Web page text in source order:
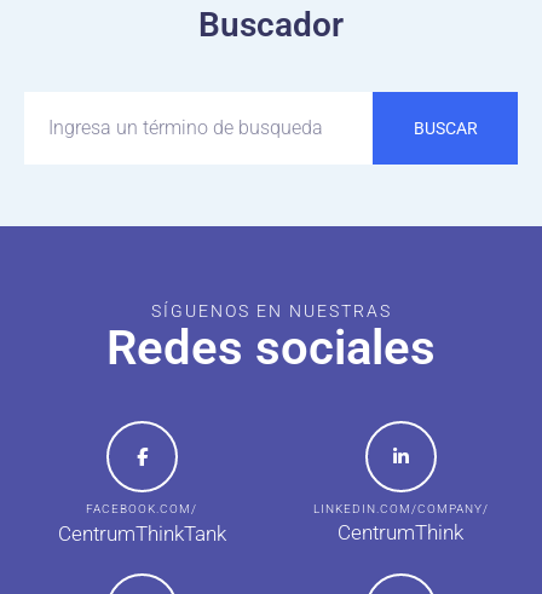
Buscador
BUSCAR
SÍGUENOS EN NUESTRAS
Redes sociales
FACEBOOK.COM/
CentrumThinkTank
LINKEDIN.COM/COMPANY/
CentrumThink